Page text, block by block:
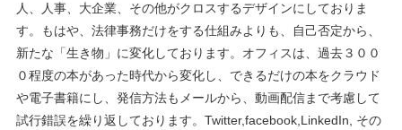
人、人事、大企業、その他がクロスするデザインにしておりま
す。もはや、法律事務だけをする仕組みよりも、自己否定から、
新たな「生き物」に変化しております。オフィスは、過去３００
０程度の本があった時代から変化し、できるだけの本をクラウド
や電子書籍にし、発信方法もメールから、動画配信まで考慮して
試行錯誤を繰り返しております。Twitter,facebook,LinkedIn, その